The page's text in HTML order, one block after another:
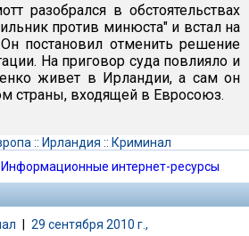
разобрался в обстоятельствах
против минюста" и встал на
постановил отменить решение
На приговор суда повлияло и
живет в Ирландии, а сам он
страны, входящей в Евросоюз.
:: Ирландия :: Криминал
Информационные интернет-ресурсы
| 29 сентября 2010 г.,